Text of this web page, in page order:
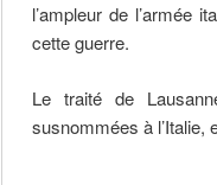
l’ampleur de l’armée
cette guerre.
Le traité de
susnommées à l’Italie,